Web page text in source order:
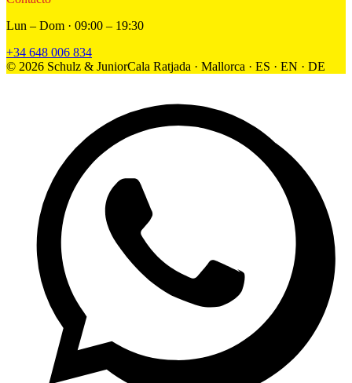
Lun – Dom · 09:00 – 19:30
+34 648 006 834
© 2026 Schulz & JuniorCala Ratjada · Mallorca · ES · EN · DE